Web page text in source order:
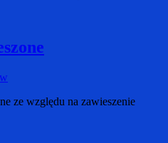
ze względu na zawieszenie